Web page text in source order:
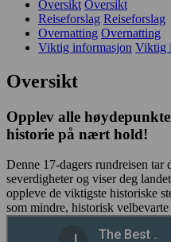
Oversikt Oversikt
Reiseforslag Reiseforslag
Overnatting Overnatting
Viktig informasjon Viktig
Oversikt
Opplev alle
historie på nært hold!
Denne 17-dagers rundreisen tar
severdigheter og viser deg
oppleve de viktigste historiske
som mindre, historisk